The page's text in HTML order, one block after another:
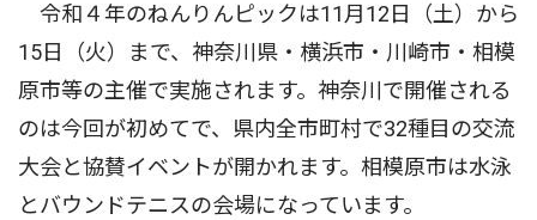
令和４年のねんりんピックは11月12日（土）から
15日（火）まで、神奈川県・横浜市・川崎市・相模
原市等の主催で実施されます。神奈川で開催される
のは今回が初めてで、県内全市町村で32種目の交流
大会と協賛イベントが開かれます。相模原市は水泳
とバウンドテニスの会場になっています。